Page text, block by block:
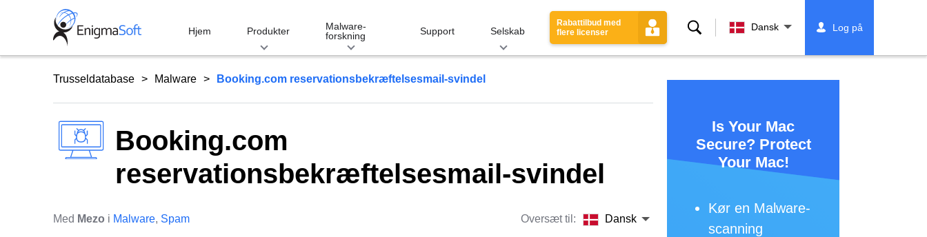
Hjem Produkter
Malware-
forskning
Support Selskab
Rabattilbud med
flere licenser
Søg Dansk Log på
Trusseldatabase Malware Booking.com reservationsbekræftelsesmail-svindel
Booking.com
reservationsbekræftelsesmail-svindel
Med Mezo i Malware, Spam Oversæt til: Dansk
Is Your Mac
Secure? Protect
Your Mac!
Kør en Malware-
scanning